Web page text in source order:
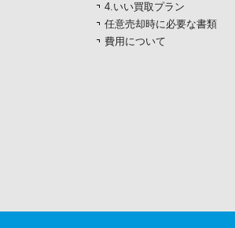
4.いい買取プラン
任意売却時に必要な書類
費用について